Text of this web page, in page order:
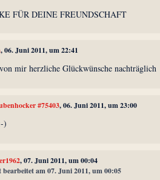
FÜR DEINE FREUNDSCHAFT
, 06. Juni 2011, um 22:41
mir herzliche Glückwünsche nachträglich
#75403, 06. Juni 2011, um 23:00
)
, 07. Juni 2011, um 00:04
bearbeitet am 07. Juni 2011, um 00:05